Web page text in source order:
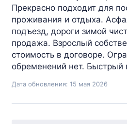
Прекрасно подходит для
проживания и отдыха.
подъезд, дороги зимой
продажа. Взрослый
стоимость в договоре.
обременений нет. Быстрый
Дата обновления: 15 мая 2026